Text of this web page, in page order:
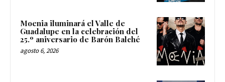
Moenia iluminará el Valle de
Guadalupe en la celebración del
25.º aniversario de Barón Balché
agosto 6, 2026